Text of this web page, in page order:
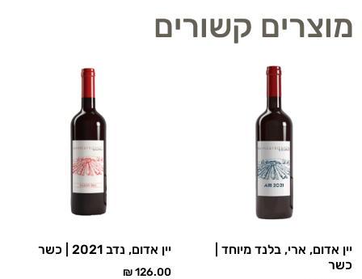
מוצרים קשורים
יין אדום, ארי, בלנד מיוחד |
כשר
יין אדום, נדב 2021 | כשר
₪126.00